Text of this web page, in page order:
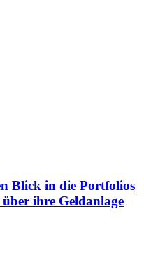
Blick in die Portfolios
ihre Geldanlage